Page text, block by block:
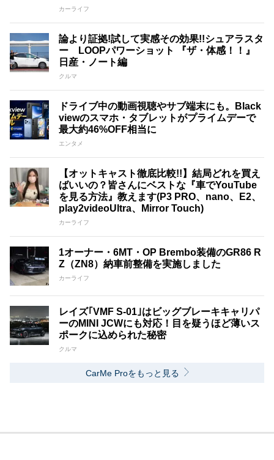
カーライフ
論より証拠!試して実感その効果!!シュアラスタ
ー LOOPパワーショット 『ザ・体感！！』
日産・ノート編
クルマ
ドライブ中の動画視聴やサブ端末にも。Black
viewのスマホ・タブレットがプライムデーで
最大約46%OFF相当に
エンタメ
【オットキャスト徹底比較!!】結局どれを買え
ばいいの？皆さんにベストな『車でYouTube
を見る方法』教えます(P3 PRO、nano、E2、
play2videoUltra、Mirror Touch)
カーライフ
1オーナー・6MT・OP Brembo装備のGR86 R
Z（ZN8）納車前整備を実施しました
カーライフ
レイズ｢VMF S-01｣はビッグブレーキキャリパ
ーのMINI JCWにも対応！目を疑うほど薄いス
ポークに込められた秘密
クルマ
CarMe Proをもっと見る